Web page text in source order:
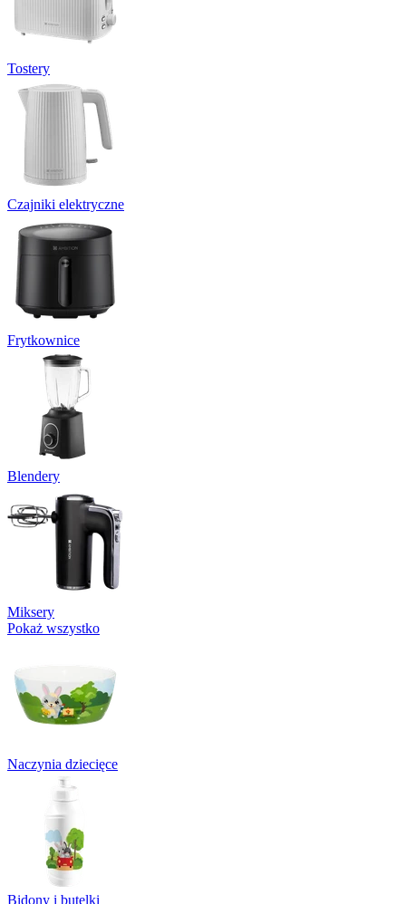
Tostery
Czajniki elektryczne
Frytkownice
Blendery
Miksery
Pokaż wszystko
Naczynia dziecięce
Bidony i butelki